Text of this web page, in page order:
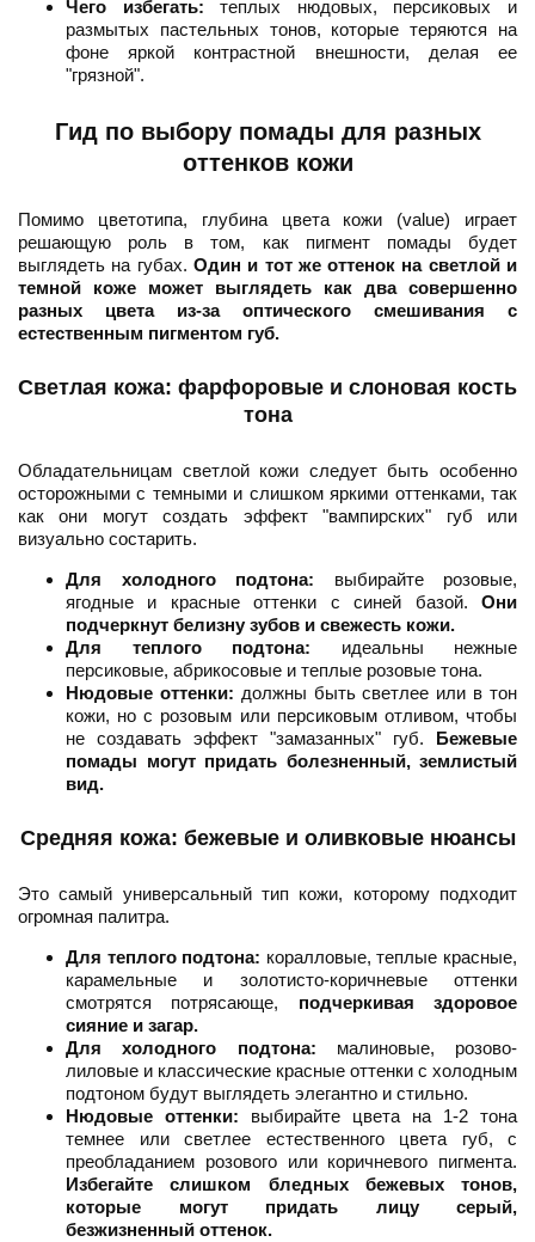
Чего избегать: теплых нюдовых, персиковых и
размытых пастельных тонов, которые теряются на
фоне яркой контрастной внешности, делая ее
"грязной".
Гид по выбору помады для разных
оттенков кожи
Помимо цветотипа, глубина цвета кожи (value) играет
решающую роль в том, как пигмент помады будет
выглядеть на губах. Один и тот же оттенок на светлой и
темной коже может выглядеть как два совершенно
разных цвета из-за оптического смешивания с
естественным пигментом губ.
Светлая кожа: фарфоровые и слоновая кость
тона
Обладательницам светлой кожи следует быть особенно
осторожными с темными и слишком яркими оттенками, так
как они могут создать эффект "вампирских" губ или
визуально состарить.
Для холодного подтона: выбирайте розовые,
ягодные и красные оттенки с синей базой. Они
подчеркнут белизну зубов и свежесть кожи.
Для теплого подтона: идеальны нежные
персиковые, абрикосовые и теплые розовые тона.
Нюдовые оттенки: должны быть светлее или в тон
кожи, но с розовым или персиковым отливом, чтобы
не создавать эффект "замазанных" губ. Бежевые
помады могут придать болезненный, землистый
вид.
Средняя кожа: бежевые и оливковые нюансы
Это самый универсальный тип кожи, которому подходит
огромная палитра.
Для теплого подтона: коралловые, теплые красные,
карамельные и золотисто-коричневые оттенки
смотрятся потрясающе, подчеркивая здоровое
сияние и загар.
Для холодного подтона: малиновые, розово-
лиловые и классические красные оттенки с холодным
подтоном будут выглядеть элегантно и стильно.
Нюдовые оттенки: выбирайте цвета на 1-2 тона
темнее или светлее естественного цвета губ, с
преобладанием розового или коричневого пигмента.
Избегайте слишком бледных бежевых тонов,
которые могут придать лицу серый,
безжизненный оттенок.